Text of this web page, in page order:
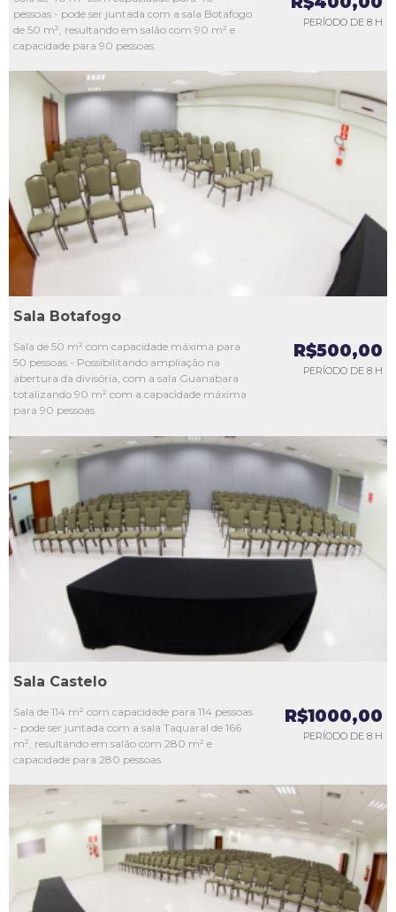
pessoas - pode ser juntada com a sala Botafogo
de 50 m², resultando em salão com 90 m² e
capacidade para 90 pessoas.
PERÍODO DE 8 H
L1
L2
L3
L4
Sala Botafogo
Sala de 50 m² com capacidade máxima para
50 pessoas - Possibilitando ampliação na
abertura da divisória, com a sala Guanabara
totalizando 90 m² com a capacidade máxima
para 90 pessoas.
R$500,00
PERÍODO DE 8 H
L2
L3
L4
Sala Castelo
Sala de 114 m² com capacidade para 114 pessoas
- pode ser juntada com a sala Taquaral de 166
m², resultando em salão com 280 m² e
capacidade para 280 pessoas.
R$1000,00
PERÍODO DE 8 H
L3
L4